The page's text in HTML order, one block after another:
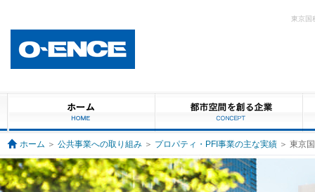
東京国
ホーム ＞ 公共事業への取り組み ＞ プロパティ・PFI事業の主な実績 ＞ 東京